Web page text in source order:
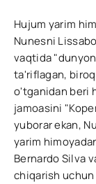
Hujum yarim
Nunesni
vaqtida
ta'riflagan,
o'tganidan beri
jamoasini
yuborar ekan,
yarim
Bernardo Silva
chiqarish